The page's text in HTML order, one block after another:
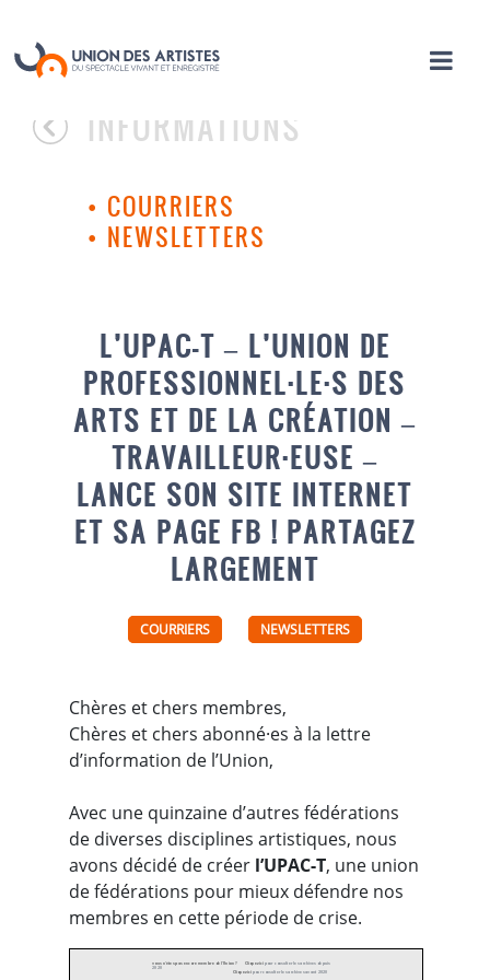
INFORMATIONS
• COURRIERS
• NEWSLETTERS
L’UPAC-T – L’UNION DE
PROFESSIONNEL·LE·S DES
ARTS ET DE LA CRÉATION –
TRAVAILLEUR·EUSE –
LANCE SON SITE INTERNET
ET SA PAGE FB ! PARTAGEZ
LARGEMENT
COURRIERS NEWSLETTERS
Chères et chers membres,
Chères et chers abonné·es à la lettre
d’information de l’Union,
Avec une quinzaine d’autres fédérations
de diverses disciplines artistiques, nous
avons décidé de créer l’UPAC-T, une union
de fédérations pour mieux défendre nos
membres en cette période de crise.
vous n'êtes pas encore membre de l'Union ? Cliquez icipour consulter les archives depuis
2020
Cliquez icipour consulter les archives avant 2020